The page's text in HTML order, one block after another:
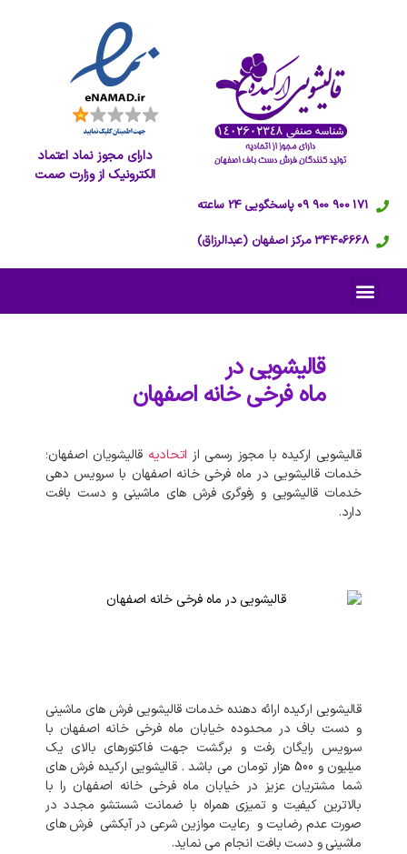
دارای مجوز نماد اعتماد
الکترونیک از وزارت صمت
171 900 900 09 پاسخگویی 24 ساعته
34406668 مرکز اصفهان (عبدالرزاق)
قالیشویی در
ماه فرخی خانه اصفهان
قالیشویی ارکیده با مجوز رسمی از اتحادیه قالیشویان اصفهان؛
خدمات قالیشویی در ماه فرخی خانه اصفهان با سرویس دهی
خدمات قالیشویی و رفوگری فرش های ماشینی و دست بافت
دارد.
قالیشویی ارکیده ارائه دهنده خدمات قالیشویی فرش های ماشینی
و دست باف در محدوده خیابان ماه فرخی خانه اصفهان با
سرویس رایگان رفت و برگشت جهت فاکتورهای بالای یک
میلیون و 500 هزار تومان
می باشد.قالیشویی ارکیده فرش های
شما مشتریان عزیز در خیابان ماه فرخی خانه اصفهان را با
بالاترین کیفیت و تمیزی همراه با ضمانت شستشو مجدد در
صورت عدم رضایت و رعایت موازین شرعی در آبکشی فرش های
ماشینی و دست بافت انجام می نماید.